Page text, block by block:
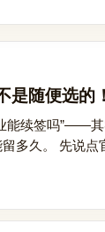
是随便选的！
能续签吗”——
多久。 先说点